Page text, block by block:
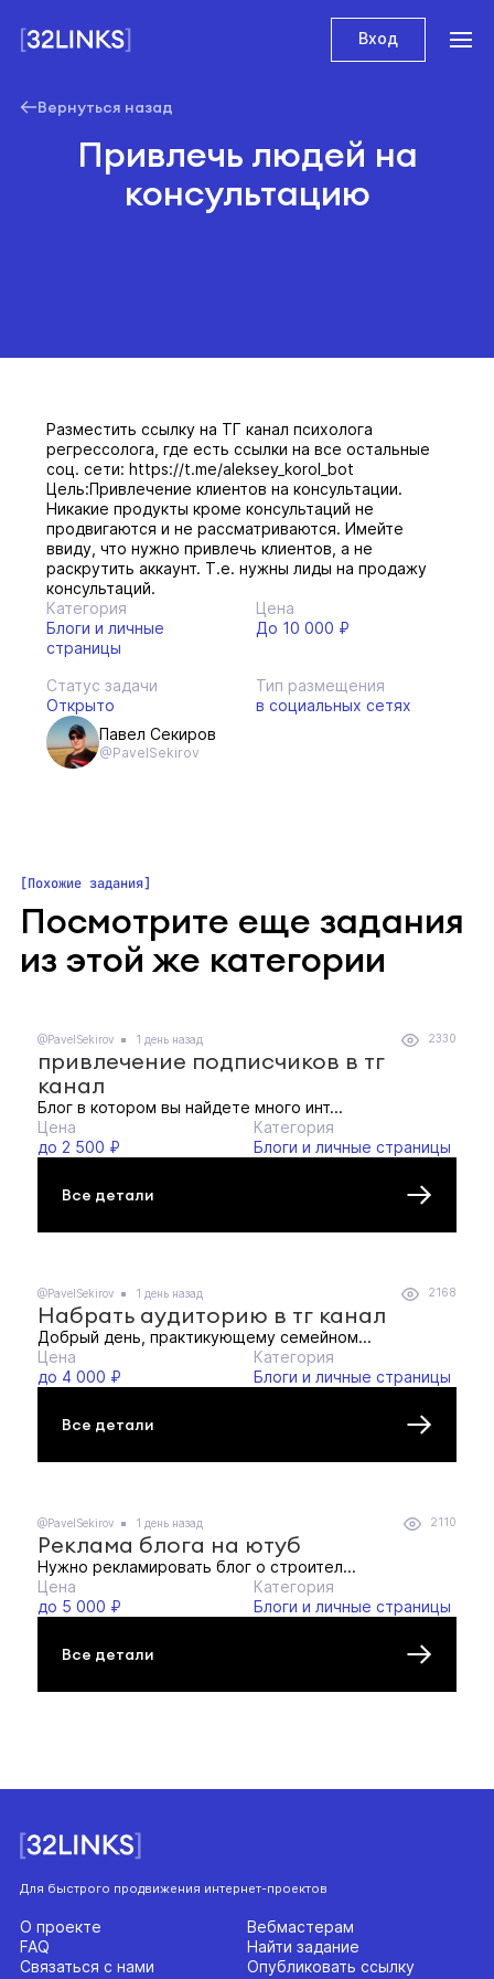
Вход
Вернуться назад
Привлечь людей на
консультацию
Разместить ссылку на ТГ канал психолога
регрессолога, где есть ссылки на все остальные
соц. сети: https://t.me/aleksey_korol_bot
Цель:Привлечение клиентов на консультации.
Никакие продукты кроме консультаций не
продвигаются и не рассматриваются. Имейте
ввиду, что нужно привлечь клиентов, а не
раскрутить аккаунт. Т.е. нужны лиды на продажу
консультаций.
Категория
Блоги и личные
страницы
Цена
До 10 000 ₽
Статус задачи
Открыто
Тип размещения
в социальных сетях
Павел Секиров
@PavelSekirov
Похожие задания
Посмотрите еще задания
из этой же категории
@PavelSekirov 1 день назад 2330
привлечение подписчиков в тг
канал
Блог в котором вы найдете много инт...
Цена
до 2 500 ₽
Категория
Блоги и личные страницы
Все детали
@PavelSekirov 1 день назад 2168
Набрать аудиторию в тг канал
Добрый день, практикующему семейном...
Цена
до 4 000 ₽
Категория
Блоги и личные страницы
Все детали
@PavelSekirov 1 день назад 2110
Реклама блога на ютуб
Нужно рекламировать блог о строител...
Цена
до 5 000 ₽
Категория
Блоги и личные страницы
Все детали
Для быстрого продвижения интернет-проектов
Вебмастерам
Найти задание
Опубликовать ссылку
О проекте
FAQ
Связаться с нами